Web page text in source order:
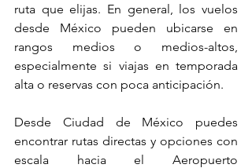
ruta que elijas. En general, los vuelos
desde México pueden ubicarse en
rangos medios o medios-altos,
especialmente si viajas en temporada
alta o reservas con poca anticipación.
Desde Ciudad de México puedes
encontrar rutas directas y opciones con
escala hacia el Aeropuerto